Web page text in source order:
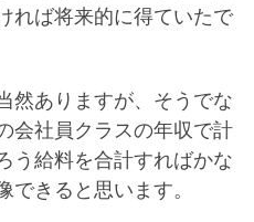
れば将来的に得ていたで
然ありますが、そうでな
会社員クラスの年収で計
う給料を合計すればかな
できると思います。